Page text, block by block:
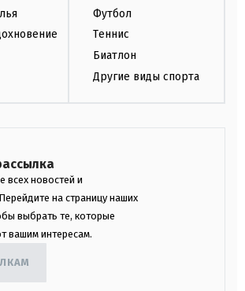
Футбол
Теннис
Биатлон
Другие виды спорта
всех новостей и
на страницу наших
выбрать те, которые
вашим интересам.